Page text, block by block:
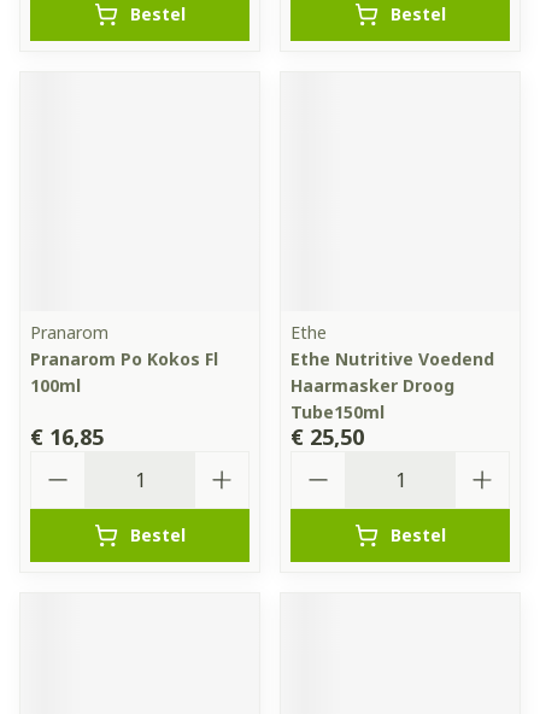
Bestel Bestel
Pranarom
Pranarom Po Kokos Fl
100ml
€ 16,85
Bestel
Ethe
Ethe Nutritive Voedend
Haarmasker Droog
Tube150ml
€ 25,50
Bestel